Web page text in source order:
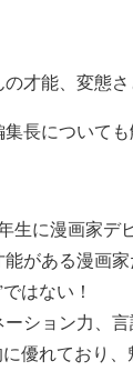
才能、変態さ
長について
生に漫画家デ
がある漫画家
はない！
ション力、言
優れており、